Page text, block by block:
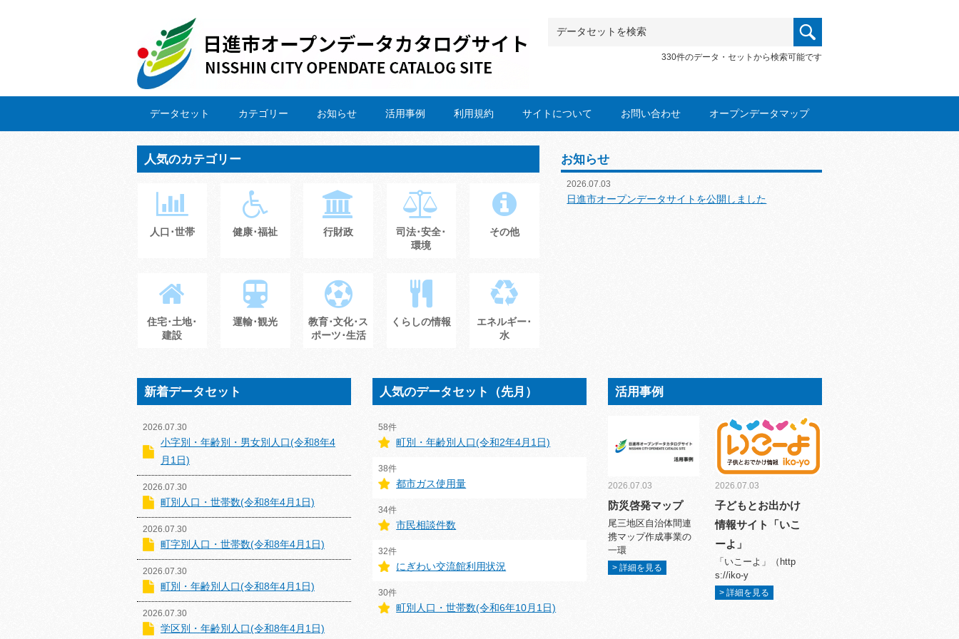
330件のデータ・セットから検索可能です
データセット カテゴリー お知らせ 活用事例 利用規約 サイトについて お問い合わせ オープンデータマップ
人気のカテゴリー
人口･世帯 健康･福祉 行財政
司法･安全･
環境
その他
住宅･土地･
建設
運輸･観光
教育･文化･ス
ポーツ･生活
くらしの情報
エネルギー･
水
お知らせ
2026.07.03
日進市オープンデータサイトを公開しました
新着データセット
2026.07.30
小字別・年齢別・男女別人口(令和8年4
月1日)
2026.07.30
町別人口・世帯数(令和8年4月1日)
2026.07.30
町字別人口・世帯数(令和8年4月1日)
2026.07.30
町別・年齢別人口(令和8年4月1日)
2026.07.30
学区別・年齢別人口(令和8年4月1日)
人気のデータセット（先月）
58件
町別・年齢別人口(令和2年4月1日)
38件
都市ガス使用量
34件
市民相談件数
32件
にぎわい交流館利用状況
30件
町別人口・世帯数(令和6年10月1日)
活用事例
2026.07.03
防災啓発マップ
尾三地区自治体間連
携マップ作成事業の
一環
> 詳細を見る
2026.07.03
子どもとお出かけ
情報サイト「いこ
ーよ」
「いこーよ」（http
s://iko-y
> 詳細を見る